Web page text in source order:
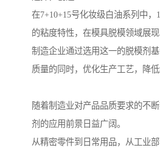
在7+10+15号化妆级白油系列中，
的粘度特性，在模具脱模领域展现
制造企业通过选用这一的脱模剂
质量的同时，优化生产工艺，降低
随着制造业对产品品质要求的不
剂的应用前景日益广阔。
从精密零件到日常用品，从工业